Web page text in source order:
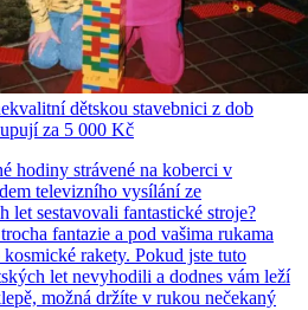
dětskou stavebnici z dob
za 5 000 Kč
hodiny strávené na koberci v
televizního vysílání ze
let sestavovali fantastické stroje?
fantazie a pod vašima rukama
rakety. Pokud jste tuto
let nevyhodili a dodnes vám leží
možná držíte v rukou nečekaný